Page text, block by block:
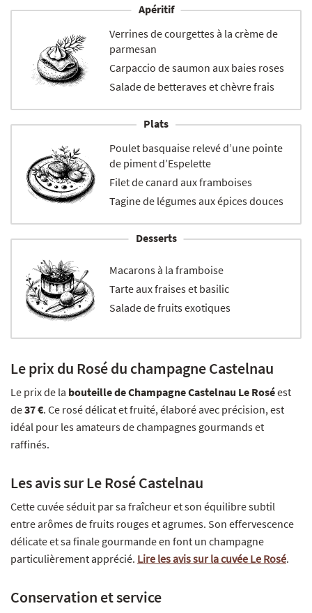
Apéritif
Verrines de courgettes à la crème de
parmesan
Carpaccio de saumon aux baies roses
Salade de betteraves et chèvre frais
Plats
Poulet basquaise relevé d’une pointe
de piment d’Espelette
Filet de canard aux framboises
Tagine de légumes aux épices douces
Desserts
Macarons à la framboise
Tarte aux fraises et basilic
Salade de fruits exotiques
Le prix du Rosé du champagne Castelnau
Le prix de la bouteille de Champagne Castelnau Le Roséest
de37 €. Ce rosé délicat et fruité, élaboré avec précision, est
idéal pour les amateurs de champagnes gourmands et
raffinés.
Les avis sur Le Rosé Castelnau
Cette cuvée séduit par sa fraîcheur et son équilibre subtil
entre arômes de fruits rouges et agrumes. Son effervescence
délicate et sa finale gourmande en font un champagne
particulièrement apprécié. Lire les avis sur la cuvée Le Rosé.
Conservation et service